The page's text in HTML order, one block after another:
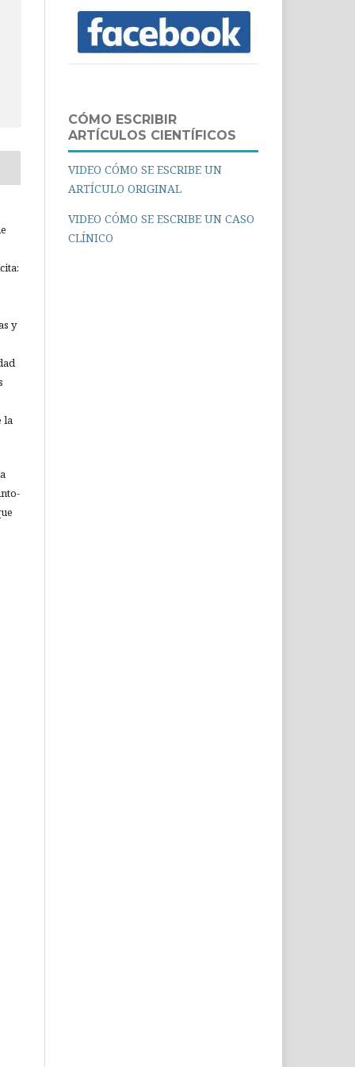
y
la
CÓMO ESCRIBIR
ARTÍCULOS CIENTÍFICOS
VIDEO CÓMO SE ESCRIBE UN
ARTÍCULO ORIGINAL
VIDEO CÓMO SE ESCRIBE UN CASO
CLÍNICO